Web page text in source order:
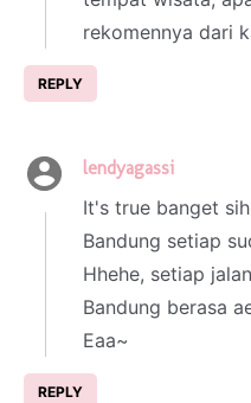
rekomennya dari
REPLY
lendyagassi
It's true banget
Bandung setiap
Hhehe, setiap
Bandung berasa
Eaa~
REPLY